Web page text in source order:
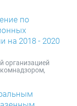
по
на 2018 - 2020
организацией